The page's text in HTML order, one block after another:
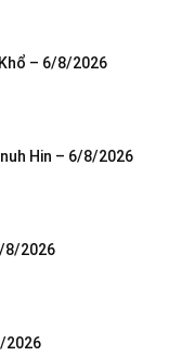
– 6/8/2026
Hin – 6/8/2026
8/2026
2026